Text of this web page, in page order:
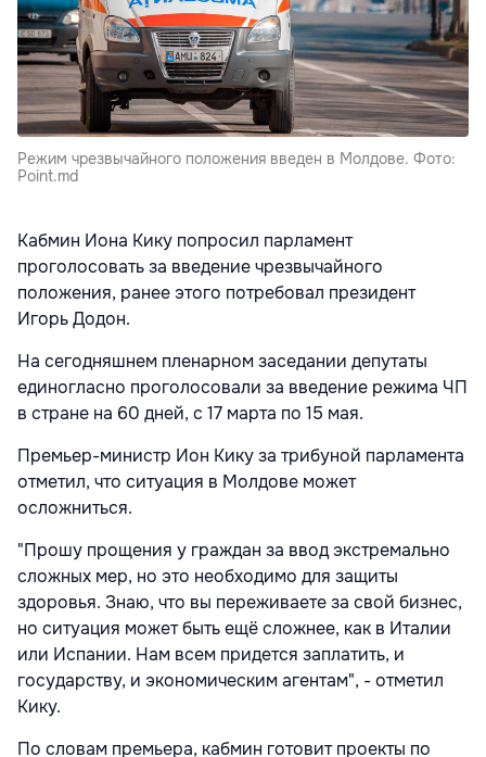
Режим чрезвычайного положения введен в Молдове. Фото:
Point.md
Кабмин Иона Кику попросил парламент
проголосовать за введение чрезвычайного
положения, ранее этого потребовал президент
Игорь Додон.
На сегодняшнем пленарном заседании депутаты
единогласно проголосовали за введение режима ЧП
в стране на 60 дней, с 17 марта по 15 мая.
Премьер-министр Ион Кику за трибуной парламента
отметил, что ситуация в Молдове может
осложниться.
"Прошу прощения у граждан за ввод экстремально
сложных мер, но это необходимо для защиты
здоровья. Знаю, что вы переживаете за свой бизнес,
но ситуация может быть ещё сложнее, как в Италии
или Испании. Нам всем придется заплатить, и
государству, и экономическим агентам", - отметил
Кику.
По словам премьера, кабмин готовит проекты по